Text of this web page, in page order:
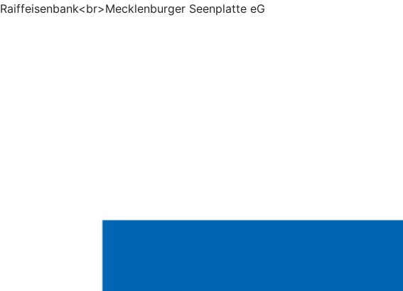
Raiffeisenbank<br>Mecklenburger Seenplatte eG